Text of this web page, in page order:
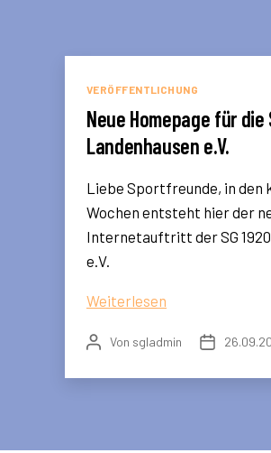
Kategorien
VERÖFFENTLICHUNG
Neue Homepage für die
Landenhausen e.V.
Liebe Sportfreunde, in den
Wochen entsteht hier der
Internetauftritt der SG
e.V.
Weiterlesen
für
Landenhausen
Beitragsautor
Von sgladmin